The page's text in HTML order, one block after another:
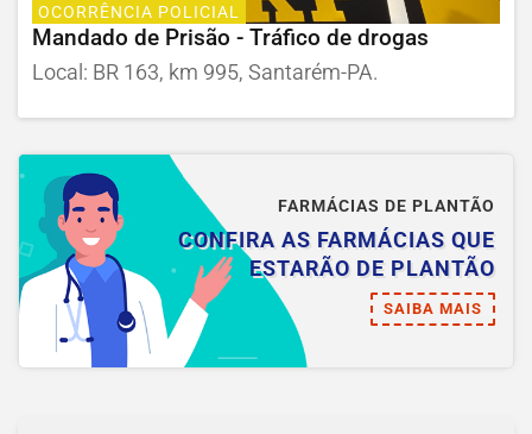
OCORRÊNCIA POLICIAL
Mandado de Prisão - Tráfico de drogas
Local: BR 163, km 995, Santarém-PA.
FARMÁCIAS DE PLANTÃO
CONFIRA AS FARMÁCIAS QUE
ESTARÃO DE PLANTÃO
SAIBA MAIS